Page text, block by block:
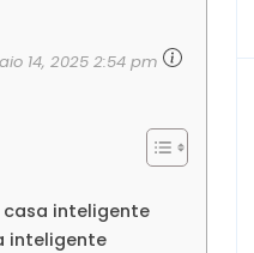
14, 2025 2:54 pm
inteligente
inteligente